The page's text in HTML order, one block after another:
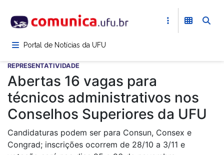
para
conteúdoPortal de Notícias da UFU
REPRESENTATIVIDADE
Abertas 16 vagas para
técnicos administrativos nos
Conselhos Superiores da UFU
Candidaturas podem ser para Consun, Consex e
Congrad; inscrições ocorrem de 28/10 a 3/11 e